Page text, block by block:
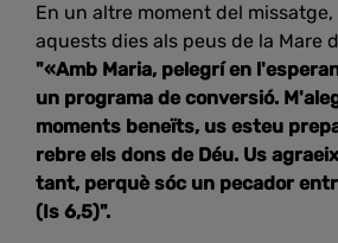
En un altre moment del
aquests dies als peus de la Mare
"«Amb Maria, pelegrí en
un programa de conversió.
moments beneïts, us esteu
rebre els dons de Déu. Us
tant, perquè sóc un pecador
(Is 6,5)".